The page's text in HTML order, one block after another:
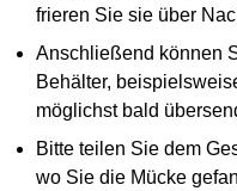
frieren Sie sie über
Anschließend können
Behälter,
möglichst bald
Bitte teilen Sie dem
wo Sie die Mücke